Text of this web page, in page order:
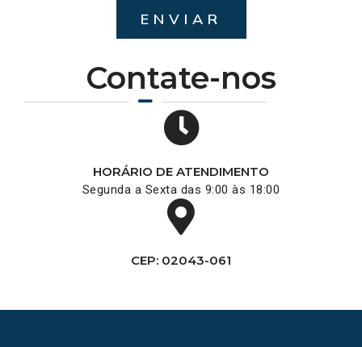
Contate-nos
HORÁRIO DE ATENDIMENTO
Segunda a Sexta das 9:00 às 18:00
CEP: 02043-061
ENVIAR